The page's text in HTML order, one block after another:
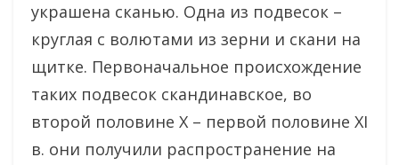
украшена сканью. Одна из подвесок –
круглая с волютами из зерни и скани на
щитке. Первоначальное происхождение
таких подвесок скандинавское, во
второй половине X – первой половине XI
в. они получили распространение на